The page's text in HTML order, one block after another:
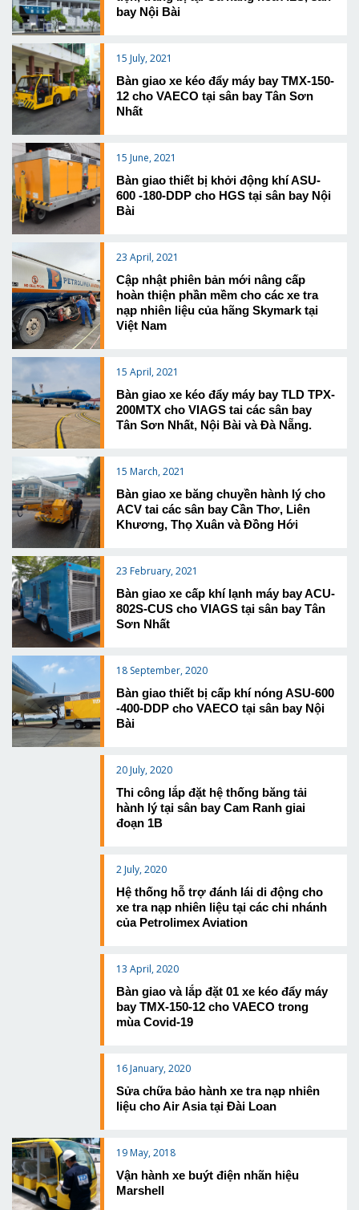
bay Nội Bài
15 July, 2021
Bàn giao xe kéo đẩy máy bay TMX-150-
12 cho VAECO tại sân bay Tân Sơn
Nhất
15 June, 2021
Bàn giao thiết bị khởi động khí ASU-
600 -180-DDP cho HGS tại sân bay Nội
Bài
23 April, 2021
Cập nhật phiên bản mới nâng cấp
hoàn thiện phần mềm cho các xe tra
nạp nhiên liệu của hãng Skymark tại
Việt Nam
15 April, 2021
Bàn giao xe kéo đẩy máy bay TLD TPX-
200MTX cho VIAGS tai các sân bay
Tân Sơn Nhất, Nội Bài và Đà Nẵng.
15 March, 2021
Bàn giao xe băng chuyền hành lý cho
ACV tai các sân bay Cần Thơ, Liên
Khương, Thọ Xuân và Đồng Hới
23 February, 2021
Bàn giao xe cấp khí lạnh máy bay ACU-
802S-CUS cho VIAGS tại sân bay Tân
Sơn Nhất
18 September, 2020
Bàn giao thiết bị cấp khí nóng ASU-600
-400-DDP cho VAECO tại sân bay Nội
Bài
20 July, 2020
Thi công lắp đặt hệ thống băng tải
hành lý tại sân bay Cam Ranh giai
đoạn 1B
2 July, 2020
Hệ thống hỗ trợ đánh lái di động cho
xe tra nạp nhiên liệu tại các chi nhánh
của Petrolimex Aviation
13 April, 2020
Bàn giao và lắp đặt 01 xe kéo đẩy máy
bay TMX-150-12 cho VAECO trong
mùa Covid-19
16 January, 2020
Sửa chữa bảo hành xe tra nạp nhiên
liệu cho Air Asia tại Đài Loan
19 May, 2018
Vận hành xe buýt điện nhãn hiệu
Marshell